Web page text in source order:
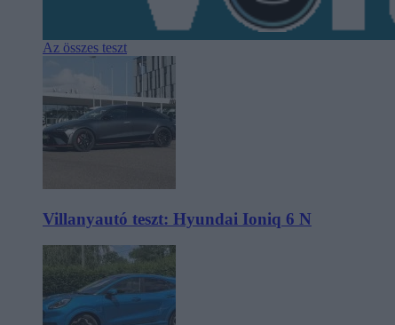
Az összes teszt
Villanyautó teszt: Hyundai Ioniq 6 N